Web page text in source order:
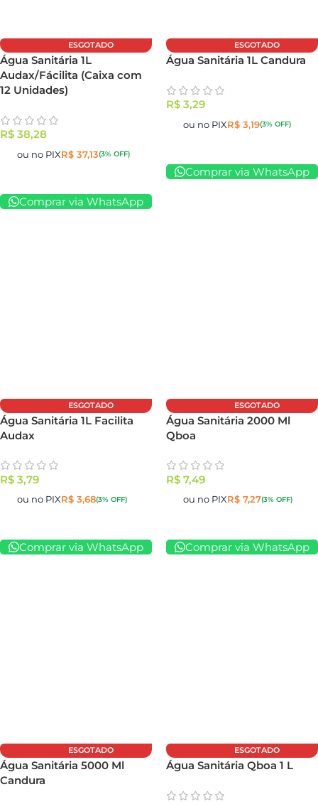
ESGOTADO
Água Sanitária 1L
Audax/Fácilita (Caixa com
12 Unidades)
R$ 38,28
ou no PIXR$ 37,13(3% OFF)
Comprar via WhatsApp
ESGOTADO
Água Sanitária 1L Candura
R$ 3,29
ou no PIXR$ 3,19(3% OFF)
Comprar via WhatsApp
ESGOTADO
Água Sanitária 1L Facilita
Audax
R$ 3,79
ou no PIXR$ 3,68(3% OFF)
Comprar via WhatsApp
ESGOTADO
Água Sanitária 2000 Ml
Qboa
R$ 7,49
ou no PIXR$ 7,27(3% OFF)
Comprar via WhatsApp
ESGOTADO
Água Sanitária 5000 Ml
Candura
ESGOTADO
Água Sanitária Qboa 1 L